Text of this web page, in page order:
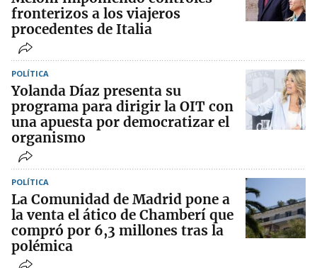
fronterizos a los viajeros
procedentes de Italia
POLÍTICA
Yolanda Díaz presenta su
programa para dirigir la OIT con
una apuesta por democratizar el
organismo
POLÍTICA
La Comunidad de Madrid pone a
la venta el ático de Chamberí que
compró por 6,3 millones tras la
polémica